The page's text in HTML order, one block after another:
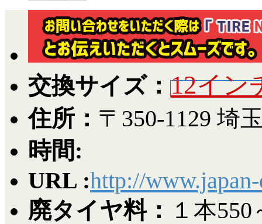
交換サイズ： 12イン
住所： 〒350-1129 埼
時間:
URL :http://
廃タイヤ料： １本550